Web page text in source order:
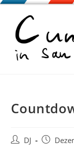
Zum
springen
Beitrags-
DJ
Beitrag